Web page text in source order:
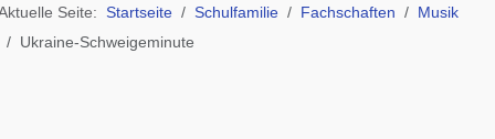
Seite: Startseite Schulfamilie Fachschaften
Musik
Ukraine-Schweigeminute